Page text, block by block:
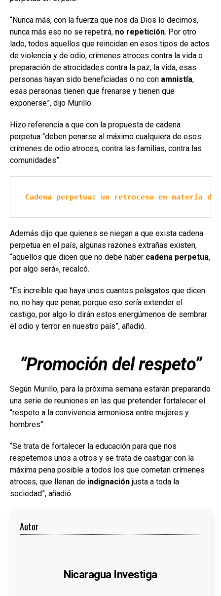
“Nunca más, con la fuerza que nos da Dios lo decimos,
nunca más eso no se repetirá, no repetición. Por otro
lado, todos aquellos que reincidan en esos tipos de actos
de violencia y de odio, crímenes atroces contra la vida o
preparación de atrocidades contra la paz, la vida, esas
personas hayan sido beneficiadas o no con amnistía,
esas personas tienen que frenarse y tienen que
exponerse”, dijo Murillo.
Hizo referencia a que con la propuesta de cadena
perpetua “deben penarse al máximo cualquiera de esos
crímenes de odio atroces, contra las familias, contra las
comunidades”.
Cadena perpetua: un retroceso en materia de
Además dijo que quienes se niegan a que exista cadena
perpetua en el país, algunas razones extrañas existen,
“aquellos que dicen que no debe haber cadena perpetua,
por algo será», recalcó.
“Es increíble que haya unos cuantos pelagatos que dicen
no, no hay que penar, porque eso sería extender el
castigo, por algo lo dirán estos energúmenos de sembrar
el odio y terror en nuestro país”, añadió.
“Promoción del respeto”
Según Murillo, para la próxima semana estarán preparando
una serie de reuniones en las que pretender fortalecer el
“respeto a la convivencia armoniosa entre mujeres y
hombres”.
“Se trata de fortalecer la educación para que nos
respetemos unos a otros y se trata de castigar con la
máxima pena posible a todos los que cometan crímenes
atroces, que llenan de indignación justa a toda la
sociedad”, añadió.
Autor
Nicaragua Investiga